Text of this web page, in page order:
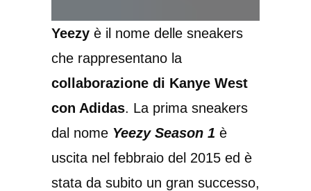
Yeezy è il nome delle sneakers
che rappresentano la
collaborazione di Kanye West
con Adidas. La prima sneakers
dal nome Yeezy Season 1 è
uscita nel febbraio del 2015 ed è
stata da subito un gran successo,